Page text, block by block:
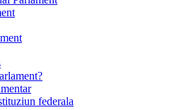
federala